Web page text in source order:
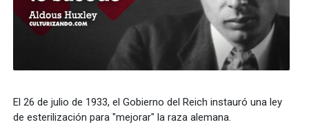
El 26 de julio de 1933, el Gobierno del Reich instauró una ley
de esterilización para "mejorar" la raza alemana.